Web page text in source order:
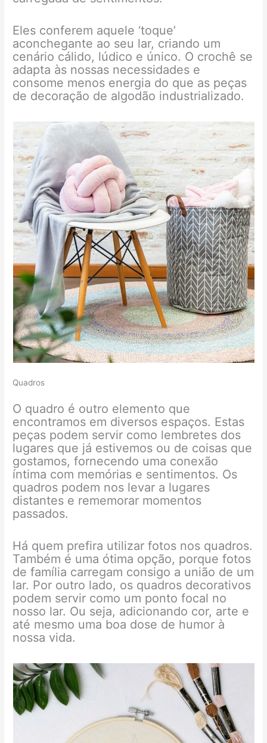
Eles conferem aquele ‘toque’
aconchegante ao seu lar, criando um
cenário cálido, lúdico e único. O crochê se
adapta às nossas necessidades e
consome menos energia do que as peças
de decoração de algodão industrializado.
Quadros
O quadro é outro elemento que
encontramos em diversos espaços. Estas
peças podem servir como lembretes dos
lugares que já estivemos ou de coisas que
gostamos, fornecendo uma conexão
íntima com memórias e sentimentos. Os
quadros podem nos levar a lugares
distantes e rememorar momentos
passados.
Há quem prefira utilizar fotos nos quadros.
Também é uma ótima opção, porque fotos
de família carregam consigo a união de um
lar. Por outro lado, os quadros decorativos
podem servir como um ponto focal no
nosso lar. Ou seja, adicionando cor, arte e
até mesmo uma boa dose de humor à
nossa vida.